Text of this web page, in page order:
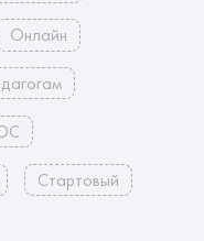
Онлайн
Стартовый